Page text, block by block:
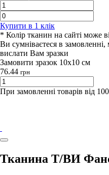
Купити в 1 клiк
* Колір тканин на сайті може
Ви сумніваєтеся в
вислати Вам зразки
Замовити зразок 10х10 см
76.44 грн
При замовленні товарів від
Тканина Т/ВИ